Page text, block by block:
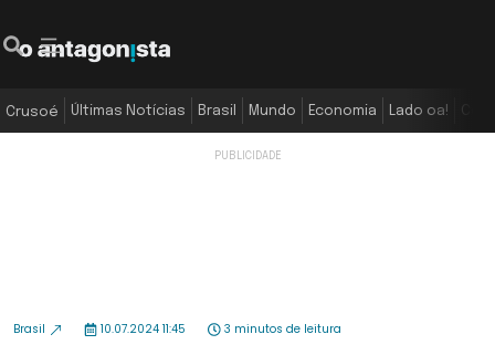
Crusoé Últimas Notícias Brasil Mundo Economia Lado oa!
Brasil 10.07.2024 11:45 3 minutos de leitura